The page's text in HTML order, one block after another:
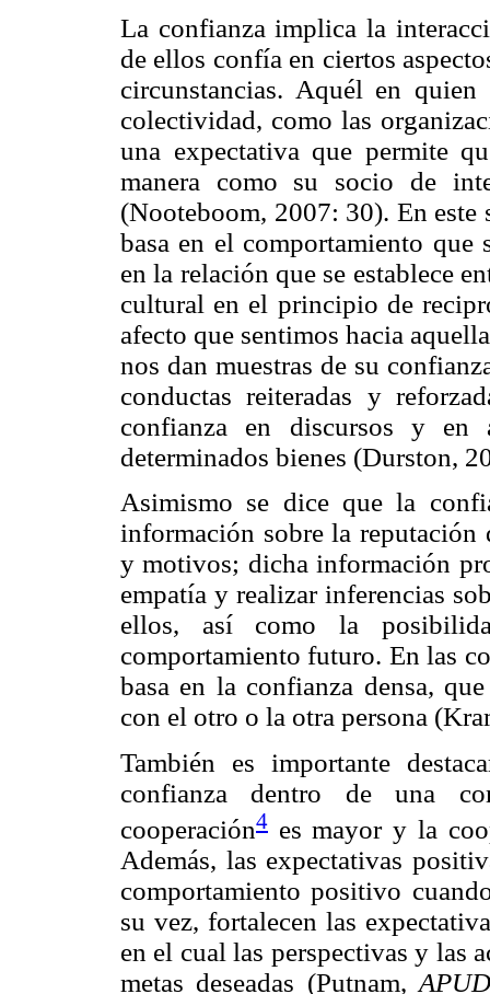
La confianza implica la
de ellos confía en ciertos
circunstancias. Aquél en
colectividad, como las
una expectativa que permite
manera como su socio de
(Nooteboom, 2007: 30). En este
basa en el comportamiento que
en la relación que se establece
cultural en el principio de
afecto que sentimos hacia
nos dan muestras de su
conductas reiteradas y
confianza en discursos y en
determinados bienes (Durston,
Asimismo se dice que la
información sobre la reputación
y motivos; dicha información
empatía y realizar inferencias
ellos, así como la
comportamiento futuro. En las
basa en la confianza densa,
con el otro o la otra persona
También es importante
confianza dentro de una
cooperación4 es mayor y la
Además, las expectativas
comportamiento positivo
su vez, fortalecen las
en el cual las perspectivas y las
metas deseadas (Putnam,